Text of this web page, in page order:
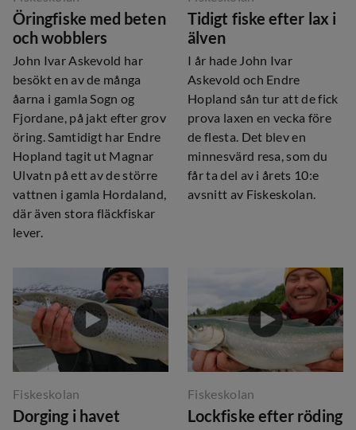
Öringfiske med beten
och wobblers
John Ivar Askevold har
besökt en av de många
åarna i gamla Sogn og
Fjordane, på jakt efter grov
öring. Samtidigt har Endre
Hopland tagit ut Magnar
Ulvatn på ett av de större
vattnen i gamla Hordaland,
där även stora fläckfiskar
lever.
Tidigt fiske efter lax i
älven
I år hade John Ivar
Askevold och Endre
Hopland sån tur att de fick
prova laxen en vecka före
de flesta. Det blev en
minnesvärd resa, som du
får ta del av i årets 10:e
avsnitt av Fiskeskolan.
Fiskeskolan
Dorging i havet
Fiskeskolan
Lockfiske efter röding